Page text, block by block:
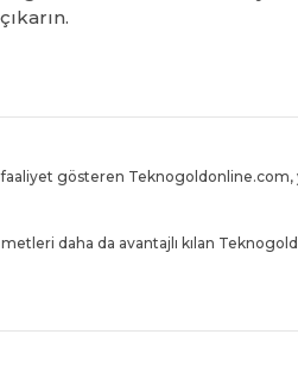
faaliyet gösteren
daha da avantajlı kılan